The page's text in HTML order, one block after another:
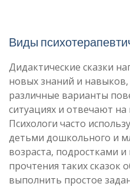
Виды
Дидактические сказки
новых знаний и
различные варианты
ситуациях и отвечают
Психологи часто
детьми дошкольного и
возраста, подростками
прочтения таких сказок
выполнить простое